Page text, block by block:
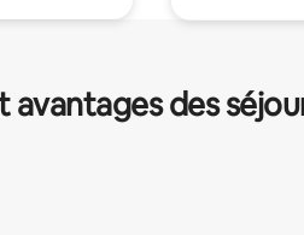
avantages des